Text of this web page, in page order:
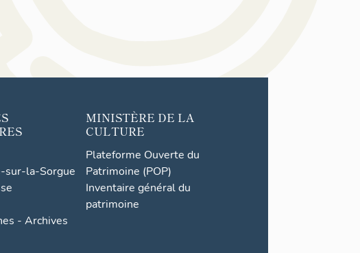
sur-la-Sorgue
- Archives
MINISTÈRE DE LA
CULTURE
Plateforme Ouverte du
Patrimoine (POP)
Inventaire général du
patrimoine